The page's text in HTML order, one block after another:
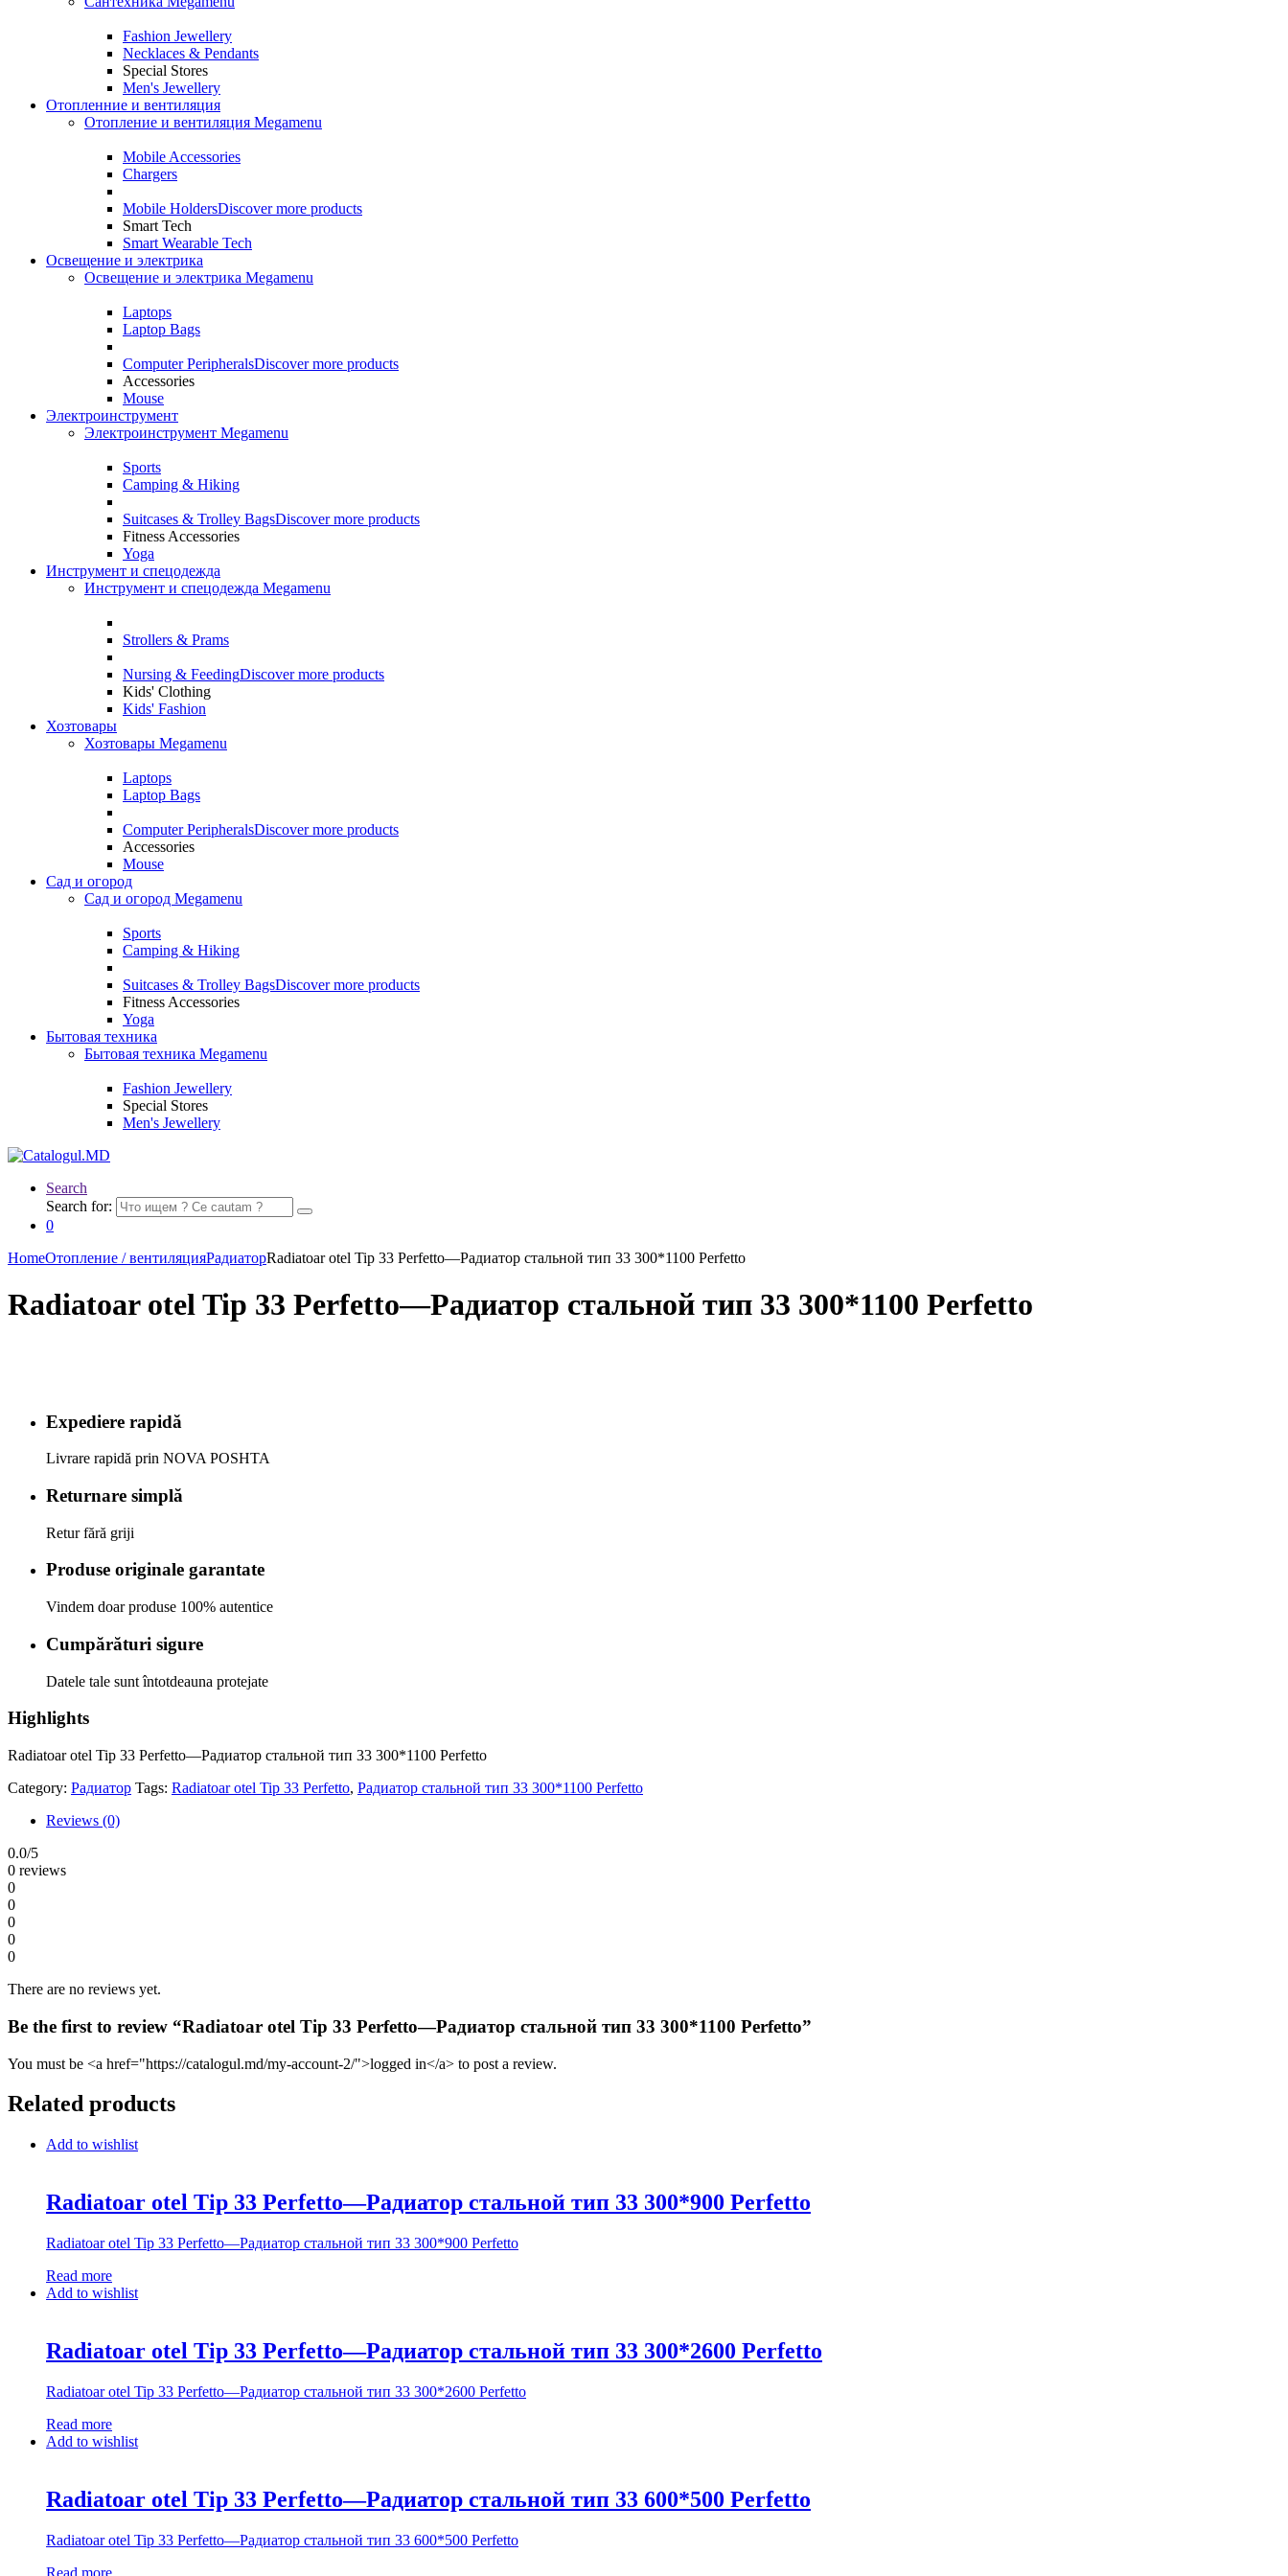
Fashion Jewellery
Necklaces & Pendants
Special Stores
Men's Jewellery
Отопленние и вентиляция
Отопление и вентиляция Megamenu
Mobile Accessories
Chargers
Mobile HoldersDiscover more products
Smart Tech
Smart Wearable Tech
Освещение и электрика
Освещение и электрика Megamenu
Laptops
Laptop Bags
Computer PeripheralsDiscover more products
Accessories
Mouse
Электроинструмент
Электроинструмент Megamenu
Sports
Camping & Hiking
Suitcases & Trolley BagsDiscover more products
Fitness Accessories
Yoga
Инструмент и спецодежда
Инструмент и спецодежда Megamenu
Strollers & Prams
Nursing & FeedingDiscover more products
Kids' Clothing
Kids' Fashion
Хозтовары
Хозтовары Megamenu
Laptops
Laptop Bags
Computer PeripheralsDiscover more products
Accessories
Mouse
Сад и огород
Сад и огород Megamenu
Sports
Camping & Hiking
Suitcases & Trolley BagsDiscover more products
Fitness Accessories
Yoga
Бытовая техника
Бытовая техника Megamenu
Fashion Jewellery
Special Stores
Men's Jewellery
Search
Search for:
0
HomeОтопление / вентиляцияРадиаторRadiatoar otel Tip 33 Perfetto—Радиатор стальной тип 33 300*1100 Perfetto
Radiatoar otel Tip 33 Perfetto—Радиатор стальной тип 33 300*1100 Perfetto
Expediere rapidă
Livrare rapidă prin NOVA POSHTA
Returnare simplă
Retur fără griji
Produse originale garantate
Vindem doar produse 100% autentice
Cumpărături sigure
Datele tale sunt întotdeauna protejate
Highlights
Radiatoar otel Tip 33 Perfetto—Радиатор стальной тип 33 300*1100 Perfetto
Category: Радиатор Tags: Radiatoar otel Tip 33 Perfetto, Радиатор стальной тип 33 300*1100 Perfetto
Reviews (0)
0.0/5
0 reviews
0
0
0
0
0
There are no reviews yet.
Be the first to review “Radiatoar otel Tip 33 Perfetto—Радиатор стальной тип 33 300*1100 Perfetto”
You must be <a href="https://catalogul.md/my-account-2/">logged in</a> to post a review.
Related products
Add to wishlist
Radiatoar otel Tip 33 Perfetto—Радиатор стальной тип 33 300*900 Perfetto
Radiatoar otel Tip 33 Perfetto—Радиатор стальной тип 33 300*900 Perfetto
Read more
Add to wishlist
Radiatoar otel Tip 33 Perfetto—Радиатор стальной тип 33 300*2600 Perfetto
Radiatoar otel Tip 33 Perfetto—Радиатор стальной тип 33 300*2600 Perfetto
Read more
Add to wishlist
Radiatoar otel Tip 33 Perfetto—Радиатор стальной тип 33 600*500 Perfetto
Radiatoar otel Tip 33 Perfetto—Радиатор стальной тип 33 600*500 Perfetto
Read more